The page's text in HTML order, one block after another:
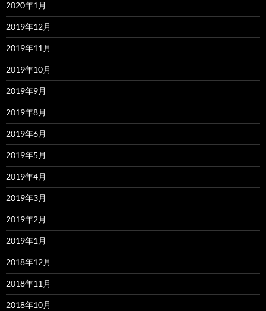
2020年1月
2019年12月
2019年11月
2019年10月
2019年9月
2019年8月
2019年6月
2019年5月
2019年4月
2019年3月
2019年2月
2019年1月
2018年12月
2018年11月
2018年10月